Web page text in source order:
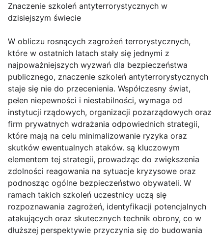
Znaczenie szkoleń antyterrorystycznych w
dzisiejszym świecie
W obliczu rosnących zagrożeń terrorystycznych,
które w ostatnich latach stały się jednymi z
najpoważniejszych wyzwań dla bezpieczeństwa
publicznego, znaczenie szkoleń antyterrorystycznych
staje się nie do przecenienia. Współczesny świat,
pełen niepewności i niestabilności, wymaga od
instytucji rządowych, organizacji pozarządowych oraz
firm prywatnych wdrażania odpowiednich strategii,
które mają na celu minimalizowanie ryzyka oraz
skutków ewentualnych ataków. są kluczowym
elementem tej strategii, prowadząc do zwiększenia
zdolności reagowania na sytuacje kryzysowe oraz
podnosząc ogólne bezpieczeństwo obywateli. W
ramach takich szkoleń uczestnicy uczą się
rozpoznawania zagrożeń, identyfikacji potencjalnych
atakujących oraz skutecznych technik obrony, co w
dłuższej perspektywie przyczynia się do budowania